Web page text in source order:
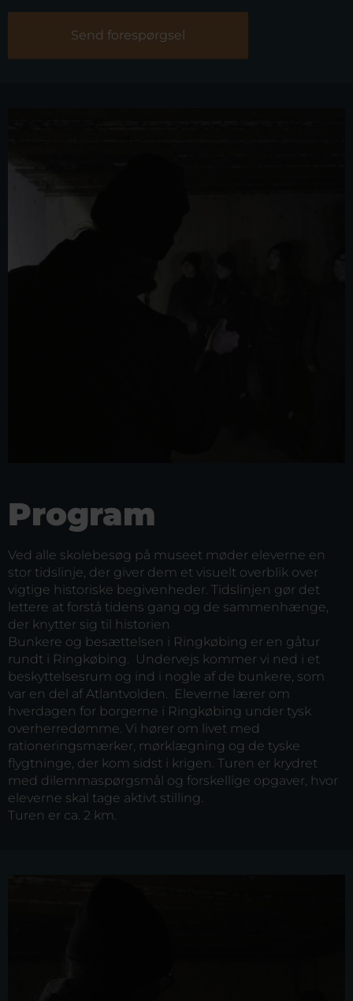
Send forespørgsel
Program
Ved alle skolebesøg på museet møder eleverne en
stor tidslinje, der giver dem et visuelt overblik over
vigtige historiske begivenheder. Tidslinjen gør det
lettere at forstå tidens gang og de sammenhænge,
der knytter sig til historien
Bunkere og besættelsen i Ringkøbing er en gåtur
rundt i Ringkøbing. Undervejs kommer vi ned i et
beskyttelsesrum og ind i nogle af de bunkere, som
var en del af Atlantvolden. Eleverne lærer om
hverdagen for borgerne i Ringkøbing under tysk
overherredømme. Vi hører om livet med
rationeringsmærker, mørklægning og de tyske
flygtninge, der kom sidst i krigen. Turen er krydret
med dilemmaspørgsmål og forskellige opgaver, hvor
eleverne skal tage aktivt stilling.
Turen er ca. 2 km.